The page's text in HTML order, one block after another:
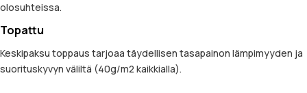
olosuhteissa.
Topattu
Keskipaksu toppaus tarjoaa täydellisen tasapainon lämpimyyden ja
suorituskyvyn väliltä (40g/m2 kaikkialla).